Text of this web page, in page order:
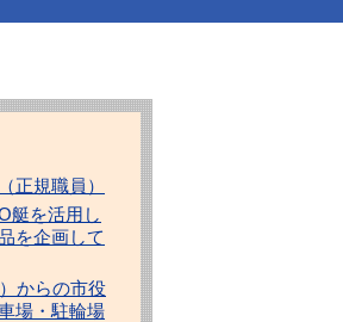
正規職員）
艇を活用し
を企画して
からの市役
場・駐輪場